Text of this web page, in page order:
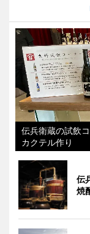
伝兵衛蔵の試飲
カクテル作り
伝
焼